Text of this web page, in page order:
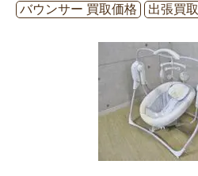
バウンサー 買取価格
出張買取